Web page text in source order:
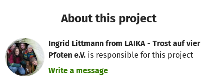
About this project
Ingrid Littmann from LAIKA - Trost auf vier
Pfoten e.V. is responsible for this project
Write a message